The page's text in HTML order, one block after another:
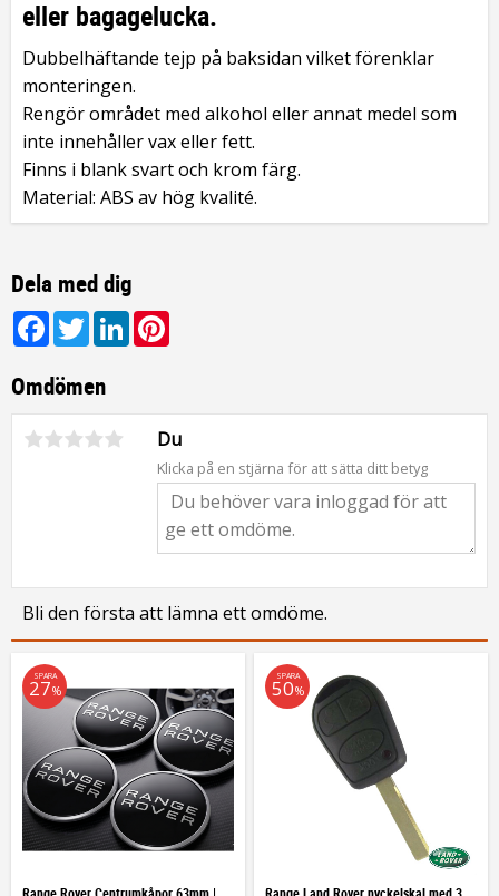
eller bagagelucka.
Dubbelhäftande tejp på baksidan vilket förenklar
monteringen.
Rengör området med alkohol eller annat medel som
inte innehåller vax eller fett.
Finns i blank svart och krom färg.
Material: ABS av hög kvalité.
Dela med dig
Facebook
TwitterLinkedIn
Omdömen
Du
Klicka på en stjärna för att sätta ditt betyg
Bli den första att lämna ett omdöme.
SPARA
27%
SPARA
50%